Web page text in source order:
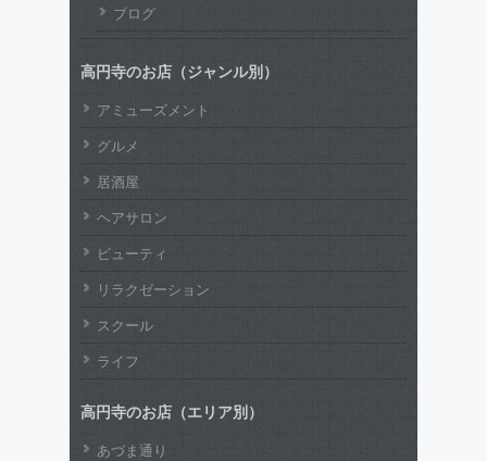
ブログ
高円寺のお店（ジャンル別）
アミューズメント
グルメ
居酒屋
ヘアサロン
ビューティ
リラクゼーション
スクール
ライフ
高円寺のお店（エリア別）
あづま通り